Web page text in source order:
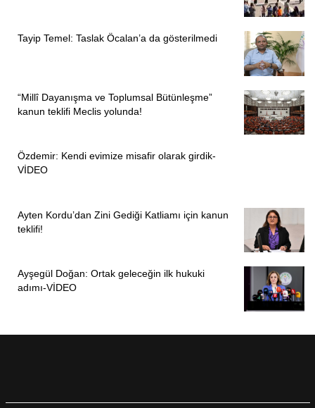
Tayip Temel: Taslak Öcalan’a da gösterilmedi
“Millî Dayanışma ve Toplumsal Bütünleşme”
kanun teklifi Meclis yolunda!
Özdemir: Kendi evimize misafir olarak girdik-
VİDEO
Ayten Kordu’dan Zini Gediği Katliamı için kanun
teklifi!
Ayşegül Doğan: Ortak geleceğin ilk hukuki
adımı-VİDEO